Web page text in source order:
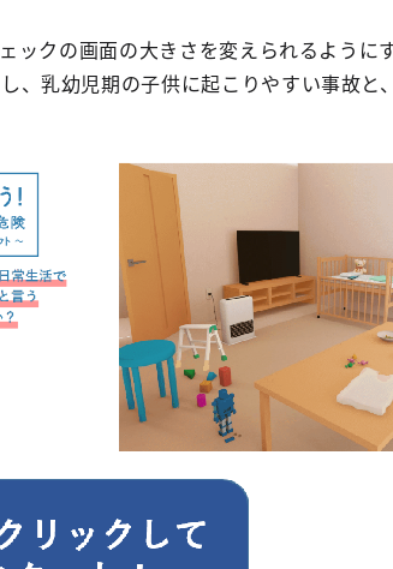
ックの画面の大きさを変えられるように
、乳幼児期の子供に起こりやすい事故と